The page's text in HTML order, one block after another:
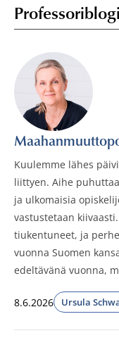
Professoriblogi
Kuulemme lähes
liittyen. Aihe
ja ulkomaisia
vastustetaan
tiukentuneet, ja
vuonna Suomen
edeltävänä vuonna,
Julkaistut:
8.6.2026 Ursula